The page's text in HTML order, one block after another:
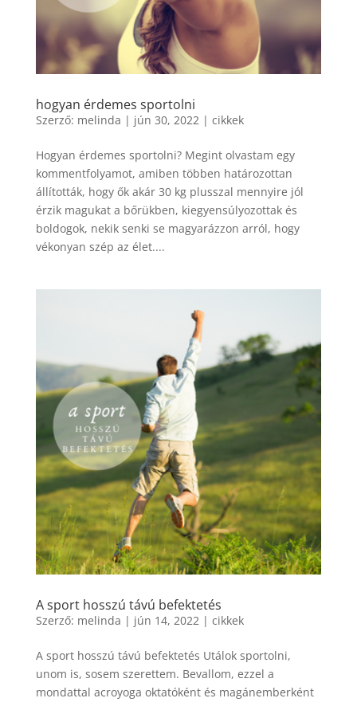
hogyan érdemes sportolni
Szerző: melinda | jún 30, 2022 | cikkek
Hogyan érdemes sportolni? Megint olvastam egy
kommentfolyamot, amiben többen határozottan
állították, hogy ők akár 30 kg plusszal mennyire jól
érzik magukat a bőrükben, kiegyensúlyozottak és
boldogok, nekik senki se magyarázzon arról, hogy
vékonyan szép az élet....
A sport hosszú távú befektetés
Szerző: melinda | jún 14, 2022| cikkek
A sport hosszú távú befektetés Utálok sportolni,
unom is, sosem szerettem. Bevallom, ezzel a
mondattal acroyoga oktatóként és magánemberként